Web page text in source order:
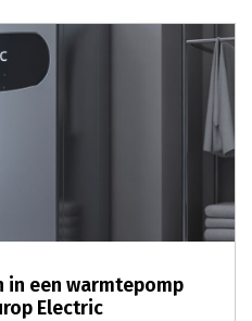
in een warmtepomp
Electric